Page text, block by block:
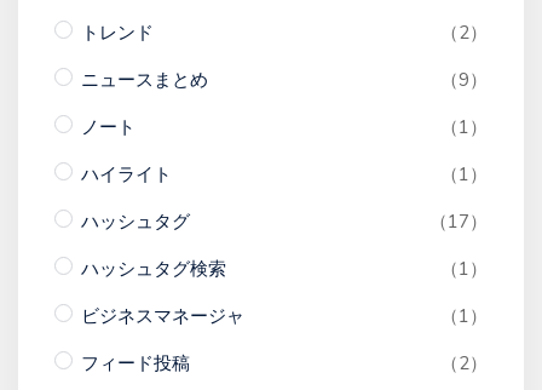
トレンド
（2）
ニュースまとめ
（9）
ノート
（1）
ハイライト
（1）
ハッシュタグ
（17）
ハッシュタグ検索
（1）
ビジネスマネージャ
（1）
フィード投稿
（2）